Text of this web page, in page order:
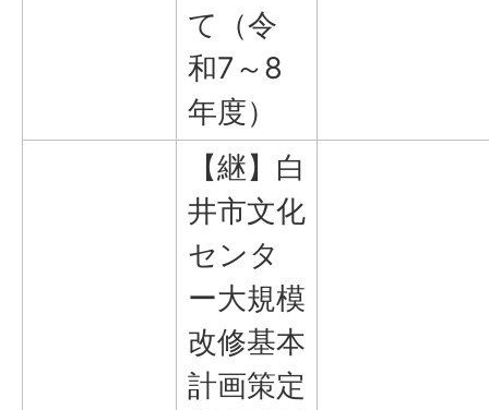
て（令
和7～8
年度）
【継】白
井市文化
センタ
ー大規模
改修基本
計画策定